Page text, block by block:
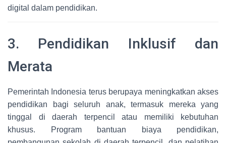
digital dalam pendidikan.
3. Pendidikan Inklusif dan
Merata
Pemerintah Indonesia terus berupaya meningkatkan akses
pendidikan bagi seluruh anak, termasuk mereka yang
tinggal di daerah terpencil atau memiliki kebutuhan
khusus. Program bantuan biaya pendidikan,